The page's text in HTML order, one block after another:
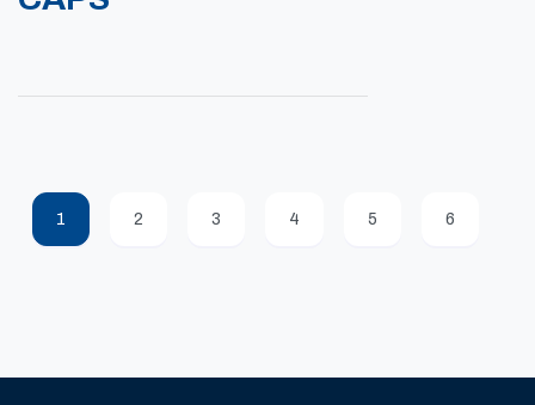
1 2 3 4 5 6